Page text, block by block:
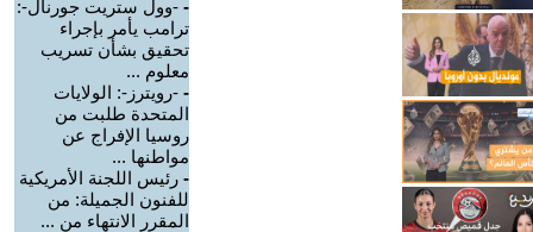
- -وول ستريت جورنال-:
ترامب يأمر بإجراء
تحقيق بشأن تسريب
معلوم ...
- -رويترز-: الولايات
المتحدة طلبت من
روسيا الإفراج عن
مواطنها ...
- رئيس اللجنة الأمريكية
للفنون الجميلة: من
المقرر الانتهاء من ...